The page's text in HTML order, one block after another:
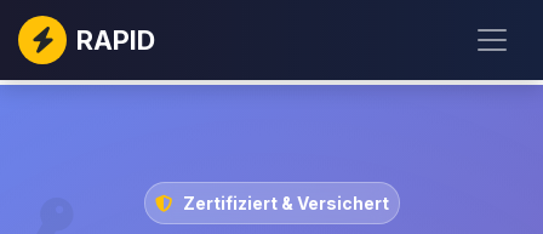
RAPID
Zertifiziert & Versichert